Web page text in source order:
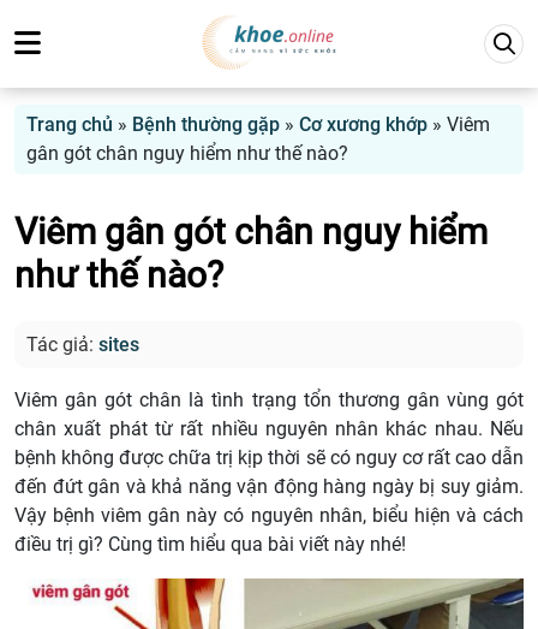
Trang chủ » Bệnh thường gặp » Cơ xương khớp » Viêm
gân gót chân nguy hiểm như thế nào?
Viêm gân gót chân nguy hiểm
như thế nào?
Tác giả: sites
Viêm gân gót chân là tình trạng tổn thương gân vùng gót
chân xuất phát từ rất nhiều nguyên nhân khác nhau. Nếu
bệnh không được chữa trị kịp thời sẽ có nguy cơ rất cao dẫn
đến đứt gân và khả năng vận động hàng ngày bị suy giảm.
Vậy bệnh viêm gân này có nguyên nhân, biểu hiện và cách
điều trị gì? Cùng tìm hiểu qua bài viết này nhé!